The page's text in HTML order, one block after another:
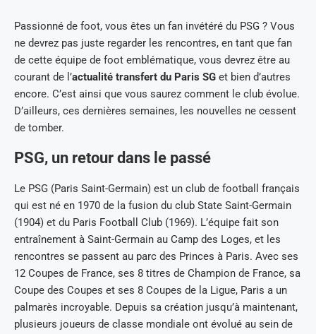
Passionné de foot, vous êtes un fan invétéré du PSG ? Vous
ne devrez pas juste regarder les rencontres, en tant que fan
de cette équipe de foot emblématique, vous devrez être au
courant de l’actualité transfert du Paris SG et bien d’autres
encore. C’est ainsi que vous saurez comment le club évolue.
D’ailleurs, ces dernières semaines, les nouvelles ne cessent
de tomber.
PSG, un retour dans le passé
Le PSG (Paris Saint-Germain) est un club de football français
qui est né en 1970 de la fusion du club State Saint-Germain
(1904) et du Paris Football Club (1969). L’équipe fait son
entraînement à Saint-Germain au Camp des Loges, et les
rencontres se passent au parc des Princes à Paris. Avec ses
12 Coupes de France, ses 8 titres de Champion de France, sa
Coupe des Coupes et ses 8 Coupes de la Ligue, Paris a un
palmarès incroyable. Depuis sa création jusqu’à maintenant,
plusieurs joueurs de classe mondiale ont évolué au sein de